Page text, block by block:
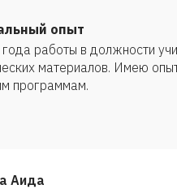
опыт
работы в должности
материалов. Имею
программам.
Аида